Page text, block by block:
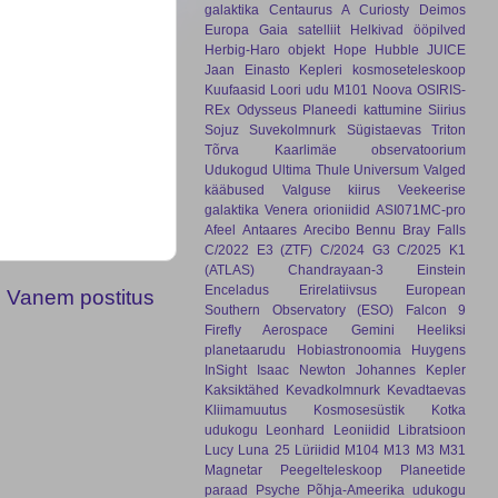
Vanem postitus
galaktika
Centaurus A Curiosty
Deimos
Europa
Gaia satelliit
Helkivad ööpilved
Herbig-Haro objekt
Hope Hubble JUICE
Jaan Einasto
Kepleri kosmoseteleskoop
Kuufaasid Loori udu M101 Noova OSIRIS-
REx Odysseus Planeedi kattumine Siirius
Sojuz
Suvekolmnurk Sügistaevas
Triton
Tõrva Kaarlimäe observatoorium
Udukogud Ultima Thule Universum Valged
kääbused
Valguse kiirus
Veekeerise
galaktika Venera orioniidid ASI071MC-pro
Afeel Antaares Arecibo Bennu Bray Falls
C/2022 E3 (ZTF) C/2024 G3 C/2025 K1
(ATLAS)
Chandrayaan-3
Einstein
Enceladus
Erirelatiivsus
European
Southern Observatory (ESO)
Falcon 9
Firefly Aerospace
Gemini
Heeliksi
planetaarudu
Hobiastronoomia
Huygens
InSight
Isaac Newton
Johannes Kepler
Kaksiktähed Kevadkolmnurk Kevadtaevas
Kliimamuutus
Kosmosesüstik
Kotka
udukogu
Leonhard Leoniidid
Libratsioon
Lucy Luna 25 Lüriidid M104 M13 M3 M31
Magnetar
Peegelteleskoop
Planeetide
paraad
Psyche Põhja-Ameerika udukogu